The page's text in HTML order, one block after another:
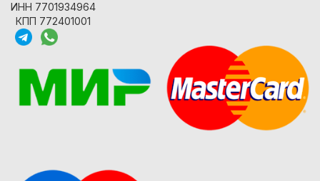
ИНН 7701934964
КПП 772401001